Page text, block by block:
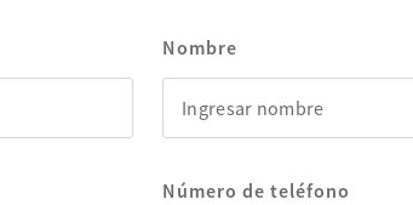
Nombre
Número de teléfono